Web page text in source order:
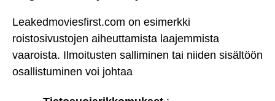
Leakedmoviesfirst.com on esimerkki
roistosivustojen aiheuttamista laajemmista
vaaroista. Ilmoitusten salliminen tai niiden sisältöön
osallistuminen voi johtaa